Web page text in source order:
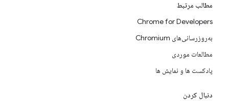
مطالب مرتبط
Chrome for Developers
به‌روزرسانی‌های Chromium
مطالعات موردی
پادکست ها و نمایش ها
دنبال کردن